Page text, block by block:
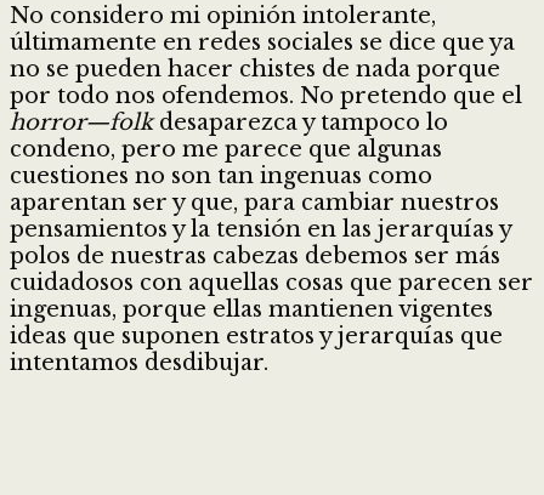
No considero mi opinión intolerante,
últimamente en redes sociales se dice que ya
no se pueden hacer chistes de nada porque
por todo nos ofendemos. No pretendo que el
horror—folkdesaparezca y tampoco lo
condeno, pero me parece que algunas
cuestiones no son tan ingenuas como
aparentan ser y que, para cambiar nuestros
pensamientos y la tensión en las jerarquías y
polos de nuestras cabezas debemos ser más
cuidadosos con aquellas cosas que parecen ser
ingenuas, porque ellas mantienen vigentes
ideas que suponen estratos y jerarquías que
intentamos desdibujar.